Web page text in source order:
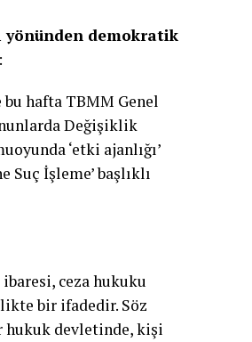
yönünden demokratik
hafta TBMM Genel
Değişiklik
‘etki ajanlığı’
İşleme’ başlıklı
ceza hukuku
bir ifadedir. Söz
hukuk devletinde, kişi